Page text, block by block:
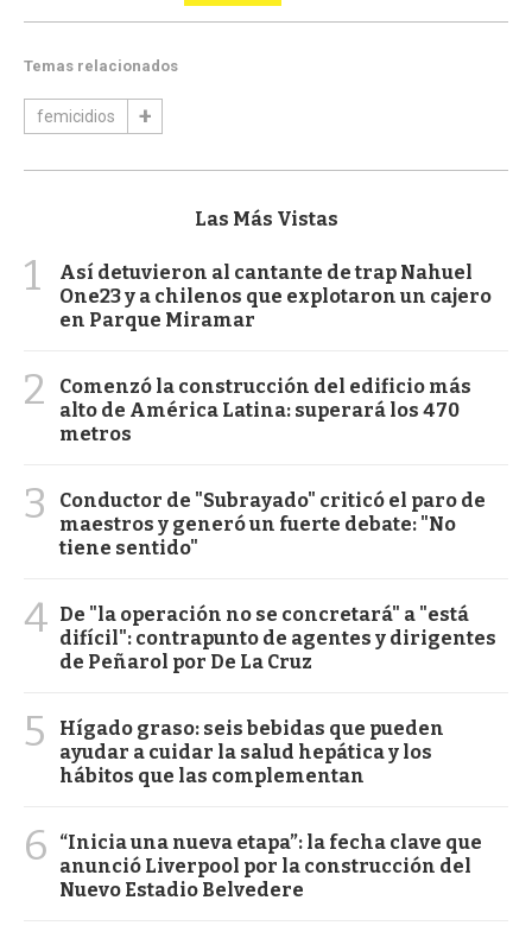
Temas relacionados
femicidios
Las Más Vistas
1
Así detuvieron al cantante de trap Nahuel
One23 y a chilenos que explotaron un cajero
en Parque Miramar
2
Comenzó la construcción del edificio más
alto de América Latina: superará los 470
metros
3
Conductor de "Subrayado" criticó el paro de
maestros y generó un fuerte debate: "No
tiene sentido"
4 De "la operación no se concretará" a "está
difícil": contrapunto de agentes y dirigentes
de Peñarol por De La Cruz
5
Hígado graso: seis bebidas que pueden
ayudar a cuidar la salud hepática y los
hábitos que las complementan
6
“Inicia una nueva etapa”: la fecha clave que
anunció Liverpool por la construcción del
Nuevo Estadio Belvedere